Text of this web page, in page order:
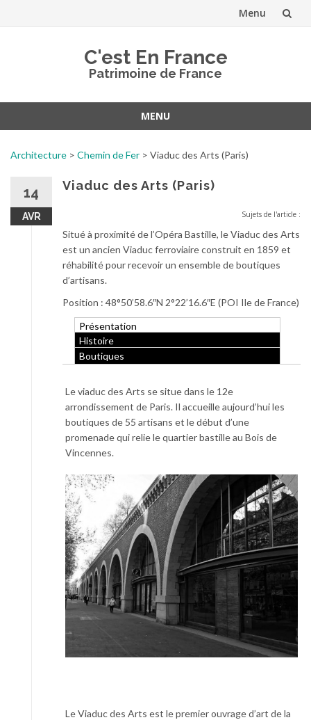
Menu
C'est En France
Patrimoine de France
MENU
Architecture > Chemin de Fer > Viaduc des Arts (Paris)
14
AVR
Viaduc des Arts (Paris)
Sujets de l'article :
Situé à proximité de l’Opéra Bastille, le Viaduc des Arts
est un ancien Viaduc ferroviaire construit en 1859 et
réhabilité pour recevoir un ensemble de boutiques
d’artisans.
Position : 48°50’58.6″N 2°22’16.6″E (POI Ile de France)
Présentation
Histoire
Boutiques
Le viaduc des Arts se situe dans le 12e
arrondissement de Paris. Il accueille aujourd’hui les
boutiques de 55 artisans et le début d’une
promenade qui relie le quartier bastille au Bois de
Vincennes.
Le Viaduc des Arts est le premier ouvrage d’art de la